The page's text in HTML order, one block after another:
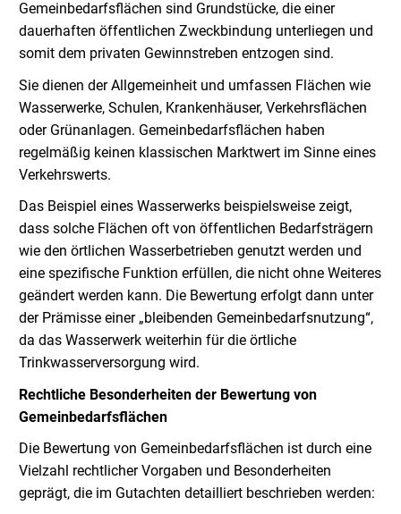
Gemeinbedarfsflächen sind Grundstücke, die einer
dauerhaften öffentlichen Zweckbindung unterliegen und
somit dem privaten Gewinnstreben entzogen sind.
Sie dienen der Allgemeinheit und umfassen Flächen wie
Wasserwerke, Schulen, Krankenhäuser, Verkehrsflächen
oder Grünanlagen. Gemeinbedarfsflächen haben
regelmäßig keinen klassischen Marktwert im Sinne eines
Verkehrswerts.
Das Beispiel eines Wasserwerks beispielsweise zeigt,
dass solche Flächen oft von öffentlichen Bedarfsträgern
wie den örtlichen Wasserbetrieben genutzt werden und
eine spezifische Funktion erfüllen, die nicht ohne Weiteres
geändert werden kann. Die Bewertung erfolgt dann unter
der Prämisse einer „bleibenden Gemeinbedarfsnutzung“,
da das Wasserwerk weiterhin für die örtliche
Trinkwasserversorgung wird.
Rechtliche Besonderheiten der Bewertung von
Gemeinbedarfsflächen
Die Bewertung von Gemeinbedarfsflächen ist durch eine
Vielzahl rechtlicher Vorgaben und Besonderheiten
geprägt, die im Gutachten detailliert beschrieben werden: